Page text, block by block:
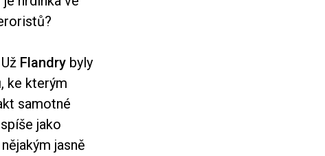
Flandry byly
ke kterým
samotné
jako
jasně